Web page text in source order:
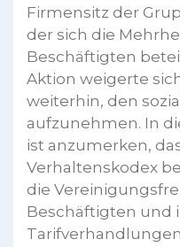
Firmensitz der
der sich die
Beschäftigten
Aktion weigerte
weiterhin, den
aufzunehmen. In
ist anzumerken,
Verhaltenskodex
die
Beschäftigten und